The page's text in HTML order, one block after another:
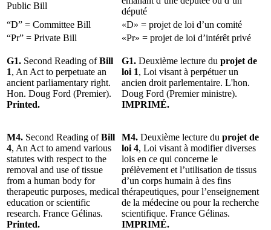
Public Bill
député
“D” = Committee Bill
«D» = projet de loi d’un comité
“Pr” = Private Bill
«Pr» = projet de loi d’intérêt privé
G1. Second Reading ofBill
1, An Act to perpetuate an
ancient parliamentary right.
Hon. Doug Ford (Premier).
Printed.
G1. Deuxième lecture du projet de
loi 1, Loi visant à perpétuer un
ancien droit parlementaire. L'hon.
Doug Ford (Premier ministre).
IMPRIMÉ.
M4. Second Reading ofBill
4, An Act to amend various
statutes with respect to the
removal and use of tissue
from a human body for
therapeutic purposes, medical
education or scientific
research. France Gélinas.
Printed.
M4. Deuxième lecture du projet de
loi 4, Loi visant à modifier diverses
lois en ce qui concerne le
prélèvement et l’utilisation de tissus
d’un corps humain à des fins
thérapeutiques, pour l’enseignement
de la médecine ou pour la recherche
scientifique. France Gélinas.
IMPRIMÉ.